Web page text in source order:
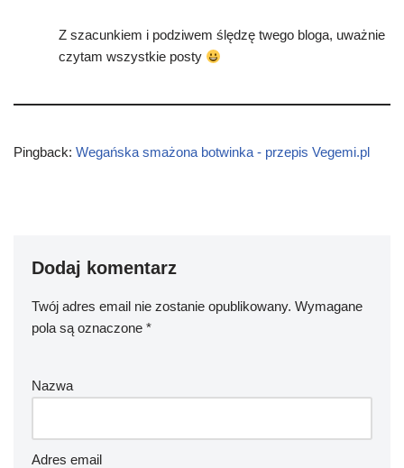
Z szacunkiem i podziwem ślędzę twego bloga, uważnie
czytam wszystkie posty
Pingback: Wegańska smażona botwinka - przepis Vegemi.pl
Dodaj komentarz
Twój adres email nie zostanie opublikowany. Wymagane
pola są oznaczone *
Nazwa
Adres email